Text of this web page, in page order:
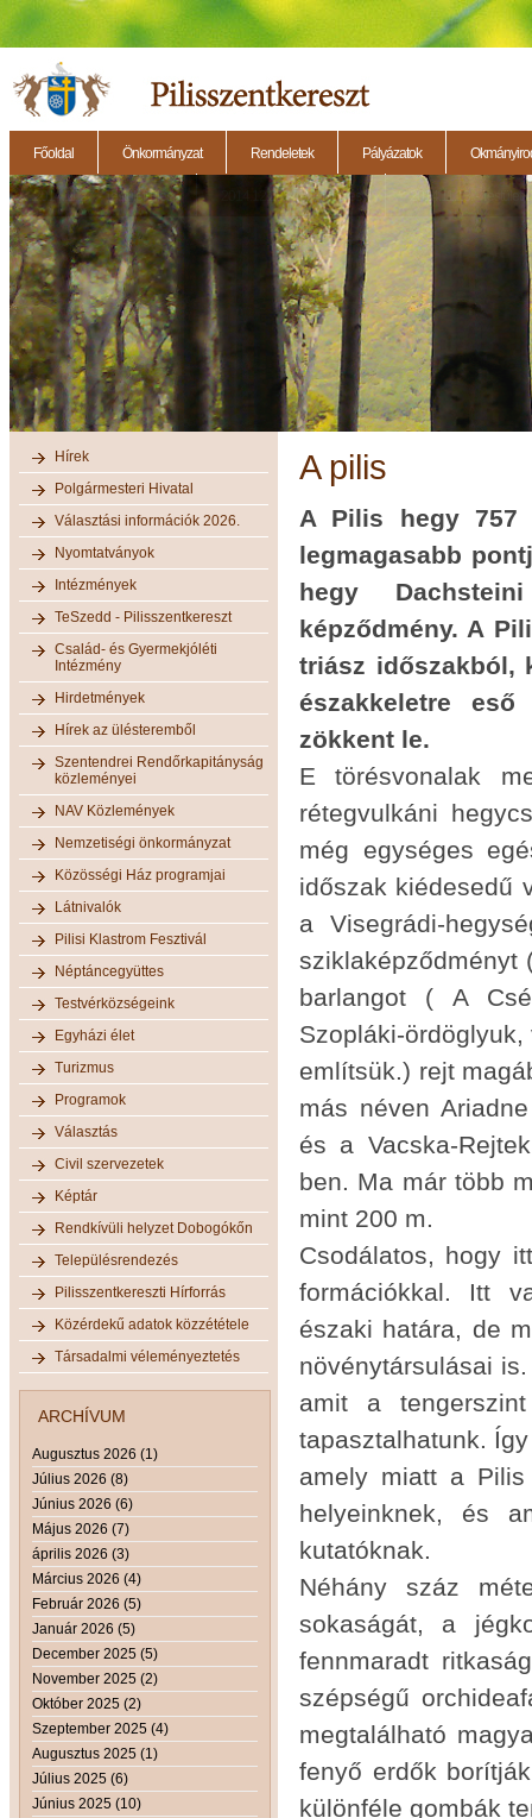
Főoldal Önkormányzat Rendeletek Pályázatok
2014.11.27. - Testületi ülés 2014.12.28. - Testületi ülés 2014.11.13. - Testületi
Hírek
Polgármesteri Hivatal
Választási információk 2026.
Nyomtatványok
Intézmények
TeSzedd - Pilisszentkereszt
Család- és Gyermekjóléti
Intézmény
Hirdetmények
Hírek az ülésteremből
Szentendrei Rendőrkapitányság
közleményei
NAV Közlemények
Nemzetiségi önkormányzat
Közösségi Ház programjai
Látnivalók
Pilisi Klastrom Fesztivál
Néptáncegyüttes
Testvérközségeink
Egyházi élet
Turizmus
Programok
Választás
Civil szervezetek
Képtár
Rendkívüli helyzet Dobogókőn
Településrendezés
Pilisszentkereszti Hírforrás
Közérdekű adatok közzététele
Társadalmi véleményeztetés
ARCHÍVUM
Augusztus 2026 (1)
Július 2026 (8)
Június 2026 (6)
Május 2026 (7)
április 2026 (3)
Március 2026 (4)
Február 2026 (5)
Január 2026 (5)
December 2025 (5)
November 2025 (2)
Október 2025 (2)
Szeptember 2025 (4)
Augusztus 2025 (1)
Július 2025 (6)
Június 2025 (10)
A pilis
A Pilis hegy 757
legmagasabb
hegy
képződmény. A
triász időszakból,
északkeletre
zökkent le.
E törésvonalak
rétegvulkáni
még egységes
időszak kiédesedű
a Visegrádi-
sziklaképződményt
barlangot ( A
Szopláki-
említsük.) rejt
más néven
és a Vacska-
ben. Ma már több
mint 200 m.
Csodálatos, hogy
formációkkal. Itt
északi határa, de
növénytársulásai
amit a
tapasztalhatunk.
amely miatt a Pilis
helyeinknek, és
kutatóknak.
Néhány száz
sokaságát, a
fennmaradt
szépségű
megtalálható
fenyő erdők
különféle gombák